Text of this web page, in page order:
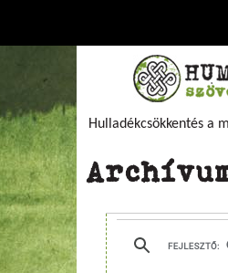
Hulladékcsökkentés a